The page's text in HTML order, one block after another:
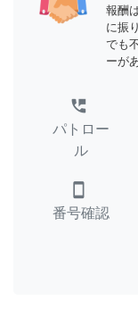
報酬
に振
でも
ーが
perm_phone_msg
パトロー
ル
smartphone
番号確認